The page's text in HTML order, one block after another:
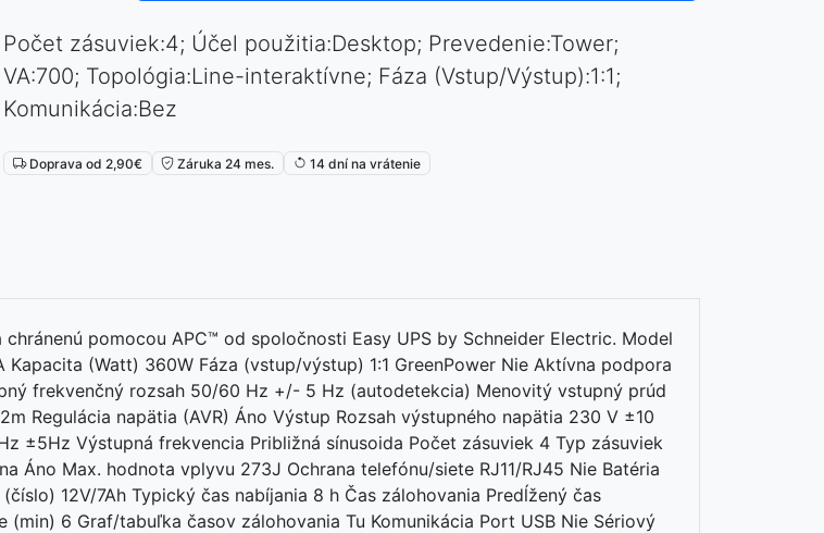
Počet zásuviek:4; Účel použitia:Desktop; Prevedenie:Tower;
VA:700; Topológia:Line-interaktívne; Fáza (Vstup/Výstup):1:1;
Komunikácia:Bez
Doprava od 2,90€ Záruka 24 mes. 14 dní na vrátenie
pomocou APC™ od spoločnosti Easy UPS by Schneider Electric. Model
(Watt) 360W Fáza (vstup/výstup) 1:1 GreenPower Nie Aktívna podpora
frekvenčný rozsah 50/60 Hz +/- 5 Hz (autodetekcia) Menovitý vstupný prúd
Regulácia napätia (AVR) Áno Výstup Rozsah výstupného napätia 230 V ±10
±5Hz Výstupná frekvencia Približná sínusoida Počet zásuviek 4 Typ zásuviek
Áno Max. hodnota vplyvu 273J Ochrana telefónu/siete RJ11/RJ45 Nie Batéria
12V/7Ah Typický čas nabíjania 8 h Čas zálohovania Predĺžený čas
6 Graf/tabuľka časov zálohovania Tu Komunikácia Port USB Nie Sériový